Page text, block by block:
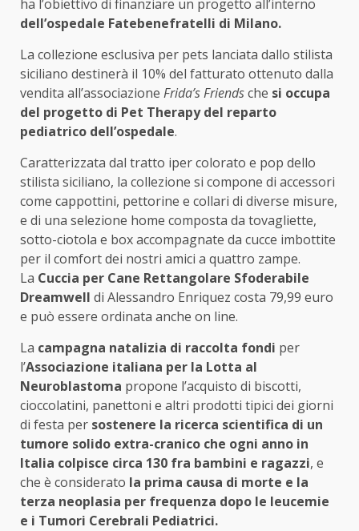
ha l’obiettivo di finanziare un progetto all’interno
dell’ospedale Fatebenefratelli di Milano.
La collezione esclusiva per pets lanciata dallo stilista
siciliano destinerà il 10% del fatturato ottenuto dalla
vendita all’associazione Frida’s Friendsche si occupa
del progetto di Pet Therapy del reparto
pediatrico dell’ospedale.
Caratterizzata dal tratto iper colorato e pop dello
stilista siciliano, la collezione si compone di accessori
come cappottini, pettorine e collari di diverse misure,
e di una selezione home composta da tovagliette,
sotto-ciotola e box accompagnate da cucce imbottite
per il comfort dei nostri amici a quattro zampe.
La Cuccia per Cane Rettangolare Sfoderabile
Dreamwell di Alessandro Enriquez costa 79,99 euro
e può essere ordinata anche on line.
La campagna natalizia di raccolta fondi per
l’Associazione italiana per la Lotta al
Neuroblastoma propone l’acquisto di biscotti,
cioccolatini, panettoni e altri prodotti tipici dei giorni
di festa per sostenere la ricerca scientifica di un
tumore solido extra-cranico che ogni anno in
Italia colpisce circa 130 fra bambini e ragazzi, e
che è considerato la prima causa di morte e la
terza neoplasia per frequenza dopo le leucemie
e i Tumori Cerebrali Pediatrici.